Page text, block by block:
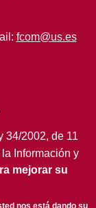
fcom@us.es
34/2002, de 11
Información y
normas de
de los
de Sevillalos
mejorar su
nos está dando su